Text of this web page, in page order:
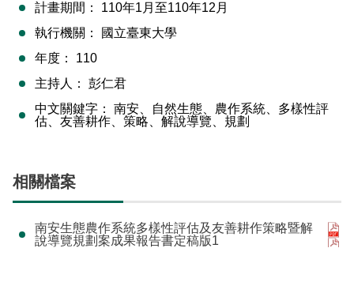
計畫期間：
110年1月至110年12月
執行機關：
國立臺東大學
年度：
110
主持人：
彭仁君
中文關鍵字：
南安、自然生態、農作系統、多樣性評
估、友善耕作、策略、解說導覽、規劃
相關檔案
南安生態農作系統多樣性評估及友善耕作策略暨解
說導覽規劃案成果報告書定稿版1